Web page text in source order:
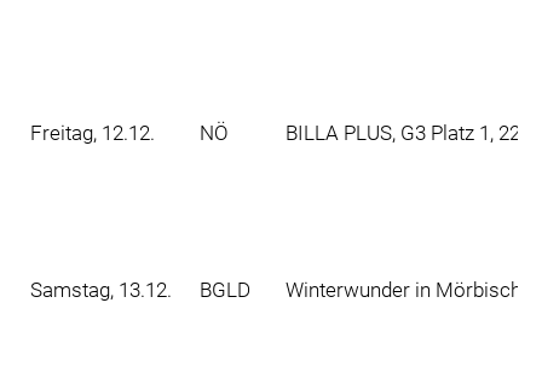
Freitag, 12.12. NÖ BILLA PLUS, G3 Platz 1,
Samstag, 13.12. BGLD Winterwunder in Mörbisch